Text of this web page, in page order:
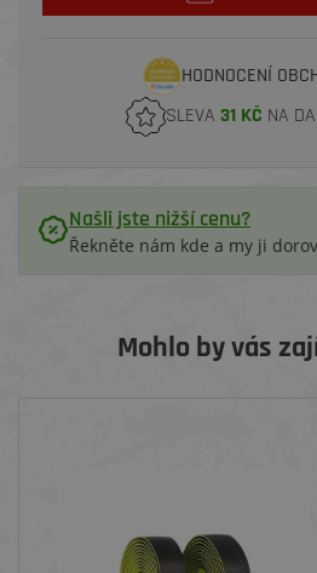
HODNOCENÍ
SLEVA 31 KČ NA
Našli jste nižší cenu?
Řekněte nám kde a my ji
Mohlo by vás